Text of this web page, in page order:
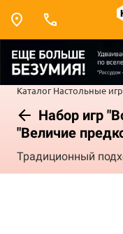
Каталог Настольные
Набор игр
"Величие
Традиционный